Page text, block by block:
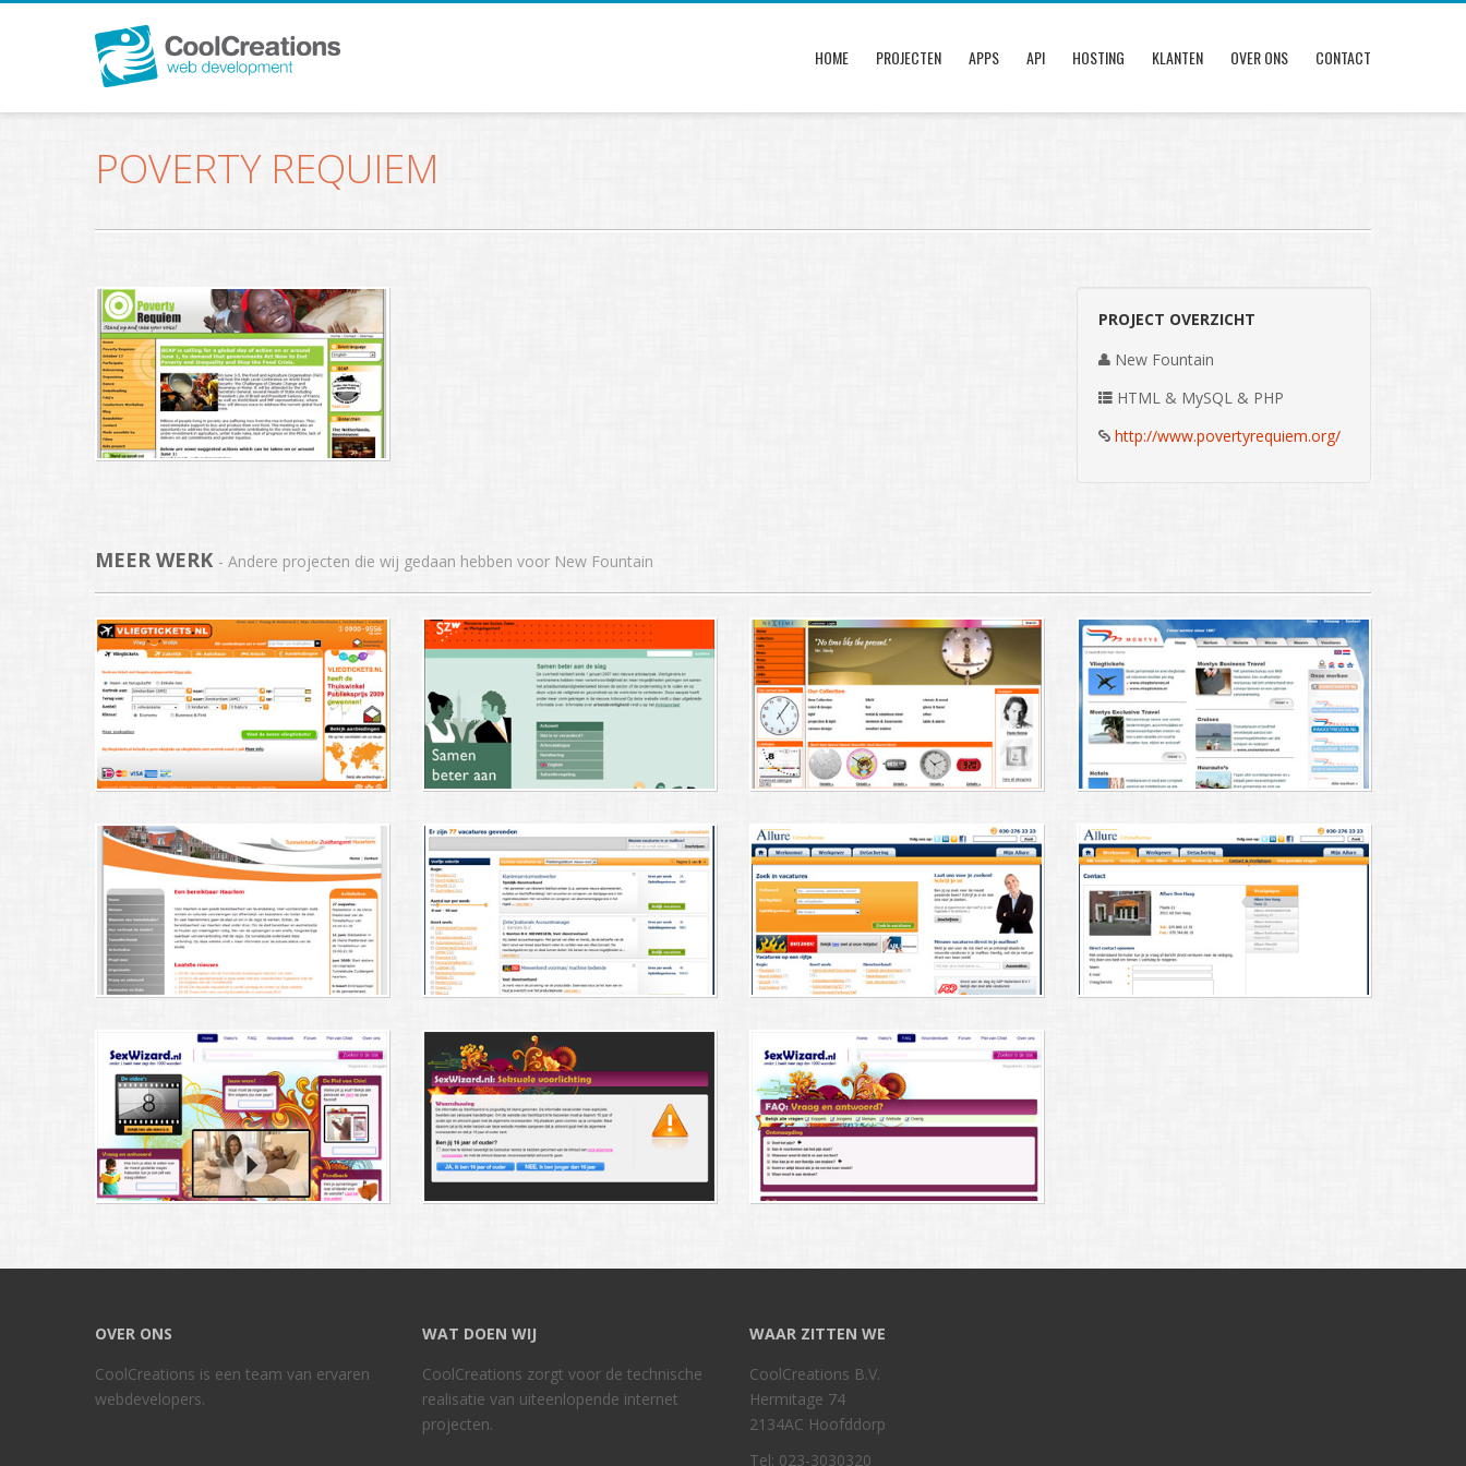
HOME PROJECTEN APPS API HOSTING KLANTEN OVER ONS CONTACT
POVERTY REQUIEM
PROJECT OVERZICHT
New Fountain
HTML & MySQL & PHP
http://www.povertyrequiem.org/
MEER WERK - Andere projecten die wij gedaan hebben voor New Fountain
OVER ONS
CoolCreations is een team van ervaren
webdevelopers.
WAT DOEN WIJ
CoolCreations zorgt voor de technische
realisatie van uiteenlopende internet
projecten.
WAAR ZITTEN WE
CoolCreations B.V.
Hermitage 74
2134AC Hoofddorp
Tel: 023-3030320